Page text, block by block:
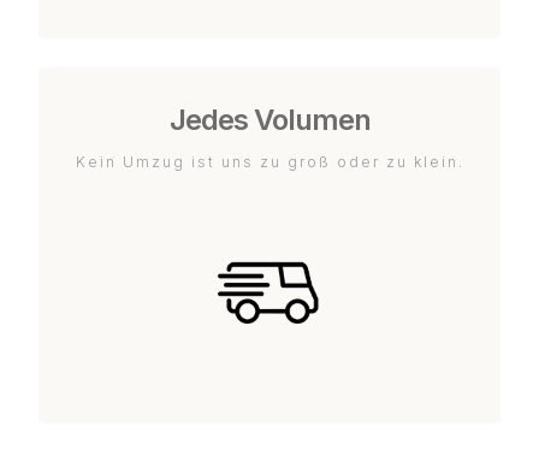
Jedes Volumen
Kein Umzug ist uns zu groß oder zu klein.